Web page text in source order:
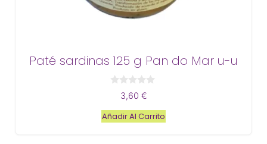
Paté sardinas 125 g Pan do Mar u-u
e
5
3,60 €
Añadir Al Carrito